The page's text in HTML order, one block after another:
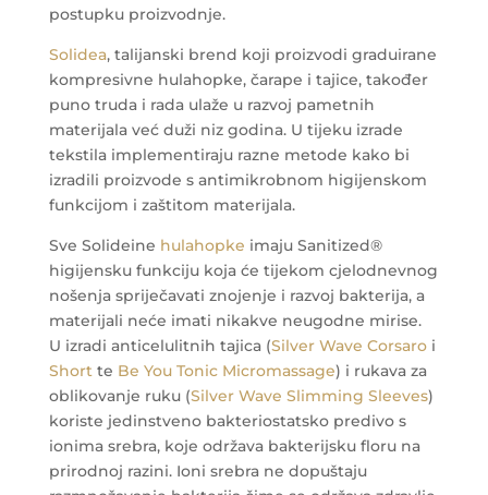
postupku proizvodnje.
Solidea, talijanski brend koji proizvodi graduirane
kompresivne hulahopke, čarape i tajice, također
puno truda i rada ulaže u razvoj pametnih
materijala već duži niz godina. U tijeku izrade
tekstila implementiraju razne metode kako bi
izradili proizvode s antimikrobnom higijenskom
funkcijom i zaštitom materijala.
Sve Solideine hulahopke imaju Sanitized®
higijensku funkciju koja će tijekom cjelodnevnog
nošenja spriječavati znojenje i razvoj bakterija, a
materijali neće imati nikakve neugodne mirise.
U izradi anticelulitnih tajica (Silver Wave Corsaroi
Shortte Be You Tonic Micromassage) i rukava za
oblikovanje ruku (Silver Wave Slimming Sleeves)
koriste jedinstveno bakteriostatsko predivo s
ionima srebra, koje održava bakterijsku floru na
prirodnoj razini. Ioni srebra ne dopuštaju